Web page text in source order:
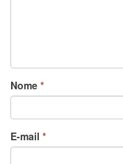
Nome *
E-mail *